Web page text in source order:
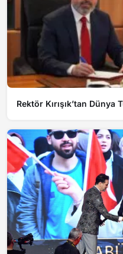
Rektör Kırışık’tan